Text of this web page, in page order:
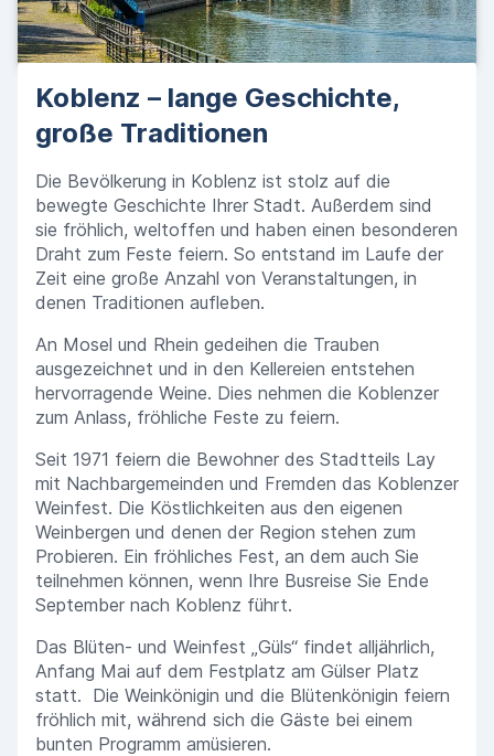
Koblenz – lange Geschichte,
große Traditionen
Die Bevölkerung in Koblenz ist stolz auf die
bewegte Geschichte Ihrer Stadt. Außerdem sind
sie fröhlich, weltoffen und haben einen besonderen
Draht zum Feste feiern. So entstand im Laufe der
Zeit eine große Anzahl von Veranstaltungen, in
denen Traditionen aufleben.
An Mosel und Rhein gedeihen die Trauben
ausgezeichnet und in den Kellereien entstehen
hervorragende Weine. Dies nehmen die Koblenzer
zum Anlass, fröhliche Feste zu feiern.
Seit 1971 feiern die Bewohner des Stadtteils Lay
mit Nachbargemeinden und Fremden das Koblenzer
Weinfest. Die Köstlichkeiten aus den eigenen
Weinbergen und denen der Region stehen zum
Probieren. Ein fröhliches Fest, an dem auch Sie
teilnehmen können, wenn Ihre Busreise Sie Ende
September nach Koblenz führt.
Das Blüten- und Weinfest „Güls“ findet alljährlich,
Anfang Mai auf dem Festplatz am Gülser Platz
statt. Die Weinkönigin und die Blütenkönigin feiern
fröhlich mit, während sich die Gäste bei einem
bunten Programm amüsieren.